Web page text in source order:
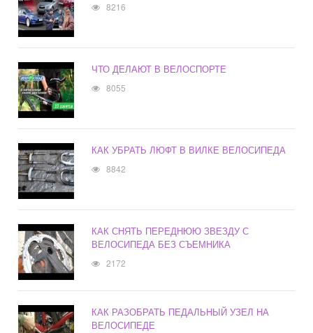
8216
ЧТО ДЕЛАЮТ В ВЕЛОСПОРТЕ
8055
КАК УБРАТЬ ЛЮФТ В ВИЛКЕ ВЕЛОСИПЕДА
8842
КАК СНЯТЬ ПЕРЕДНЮЮ ЗВЕЗДУ С
ВЕЛОСИПЕДА БЕЗ СЪЕМНИКА
2172
КАК РАЗОБРАТЬ ПЕДАЛЬНЫЙ УЗЕЛ НА
ВЕЛОСИПЕДЕ